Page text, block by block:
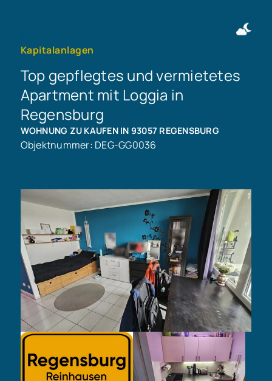
Kapitalanlagen
Top gepflegtes und vermietetes
Apartment mit Loggia in
Regensburg
WOHNUNG ZU KAUFEN IN 93057 REGENSBURG
Objektnummer: DEG-GG0036